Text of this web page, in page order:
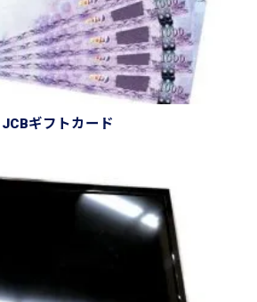
JCBギフトカード